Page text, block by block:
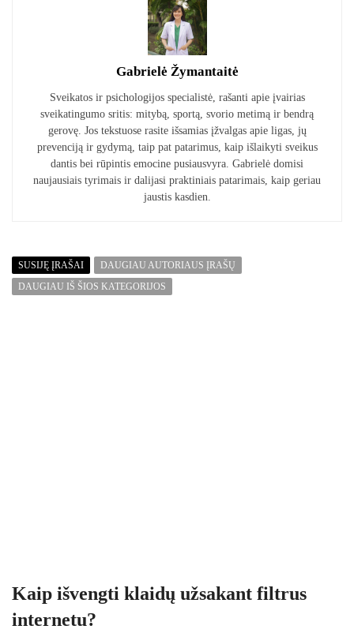
Gabrielė Žymantaitė
Sveikatos ir psichologijos specialistė, rašanti apie įvairias
sveikatingumo sritis: mitybą, sportą, svorio metimą ir bendrą
gerovę. Jos tekstuose rasite išsamias įžvalgas apie ligas, jų
prevenciją ir gydymą, taip pat patarimus, kaip išlaikyti sveikus
dantis bei rūpintis emocine pusiausvyra. Gabrielė domisi
naujausiais tyrimais ir dalijasi praktiniais patarimais, kaip geriau
jaustis kasdien.
SUSIJĘ ĮRAŠAI
DAUGIAU AUTORIAUS ĮRAŠŲ
DAUGIAU IŠ ŠIOS KATEGORIJOS
Kaip išvengti klaidų užsakant filtrus
internetu?